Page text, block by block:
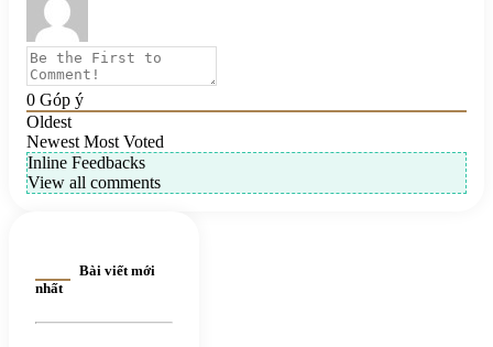
0 Góp ý
Oldest
Newest Most Voted
Inline Feedbacks
View all comments
Bài viết mới
nhất